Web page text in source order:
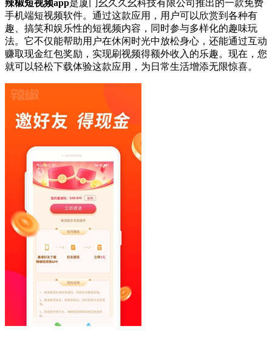
辣椒短视频app是厦门幺久久幺科技有限公司推出的一款免费
手机端短视频软件。通过这款应用，用户可以欣赏到各种有
趣、搞笑和娱乐性的短视频内容，同时参与多样化的趣味玩
法。它不仅能帮助用户在休闲时光中放松身心，还能通过互动
赚取现金红包奖励，实现刷视频得额外收入的乐趣。现在，您
就可以轻松下载体验这款应用，为日常生活增添无限惊喜。